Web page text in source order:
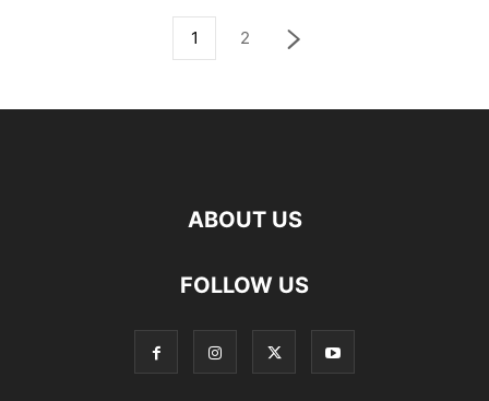
1 2
ABOUT US
FOLLOW US